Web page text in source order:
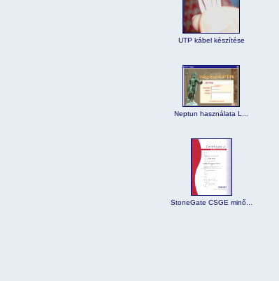
UTP kábel készítése
Neptun használata L...
StoneGate CSGE minő...